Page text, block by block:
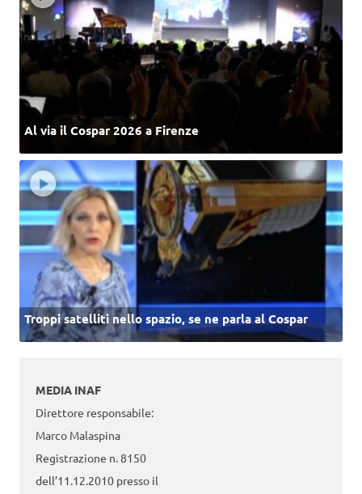
Al via il Cospar 2026 a Firenze
Troppi satelliti nello spazio, se ne parla al Cospar
MEDIA INAF
Direttore responsabile:
Marco Malaspina
Registrazione n. 8150
dell’11.12.2010 presso il